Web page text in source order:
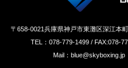
〒658‐0021兵庫県神戸市東灘区深江本
TEL：078-779-1499 / FAX:078-
Mail：blue@skyboxing.jp